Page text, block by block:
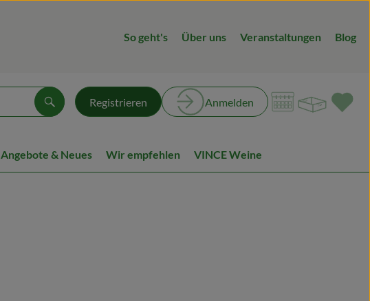
So geht's Über uns Veranstaltungen Blog
Registrieren Anmelden
Suchen
Angebote & Neues Wir empfehlen VINCE Weine